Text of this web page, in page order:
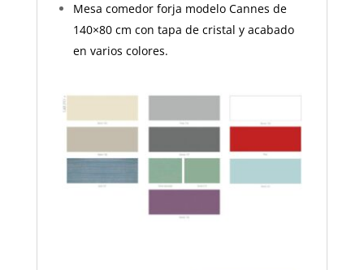
Mesa comedor forja modelo Cannes de
140×80 cm con tapa de cristal y acabado
en varios colores.